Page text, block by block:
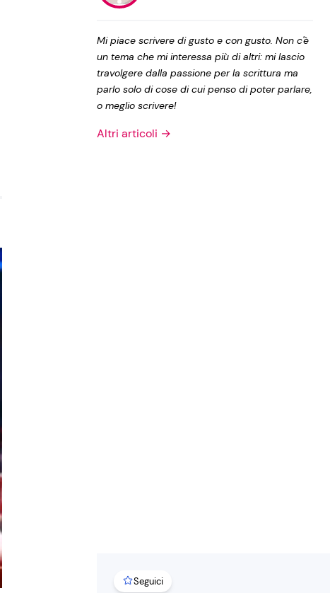
Privacy Policy
Mi piace scrivere di gusto e con gusto. Non c'è
un tema che mi interessa più di altri: mi lascio
travolgere dalla passione per la scrittura ma
parlo solo di cose di cui penso di poter parlare,
o meglio scrivere!
Altri articoli →
Seguici